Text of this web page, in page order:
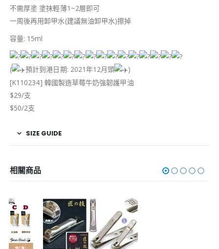
不需厚塗 塗抹輕薄1~2層即可
一周後再用卸甲水(建議無油卸甲水)擦掉
容量: 15ml
( 預計到港日期: 2021年12月頭
)
[K110234] 韓國製造草莓牛奶強韌護甲油
$29/支
$50/2支
SIZE GUIDE
相關商品